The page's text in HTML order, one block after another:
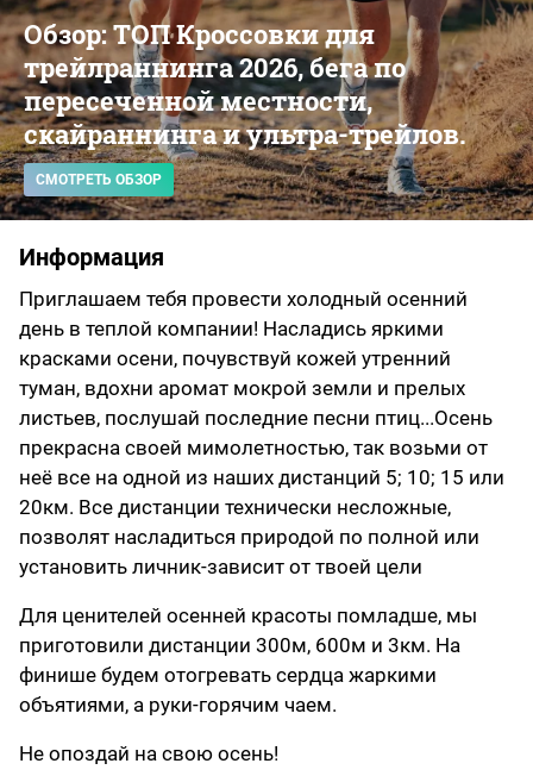
Обзор: ТОП Кроссовки для
трейлраннинга 2026, бега по
пересеченной местности,
скайраннинга и ультра-трейлов.
СМОТРЕТЬ ОБЗОР
Информация
Приглашаем тебя провести холодный осенний
день в теплой компании! Насладись яркими
красками осени, почувствуй кожей утренний
туман, вдохни аромат мокрой земли и прелых
листьев, послушай последние песни птиц...Осень
прекрасна своей мимолетностью, так возьми от
неё все на одной из наших дистанций 5; 10; 15 или
20км. Все дистанции технически несложные,
позволят насладиться природой по полной или
установить личник-зависит от твоей цели
Для ценителей осенней красоты помладше, мы
приготовили дистанции 300м, 600м и 3км. На
финише будем отогревать сердца жаркими
объятиями, а руки-горячим чаем.
Не опоздай на свою осень!